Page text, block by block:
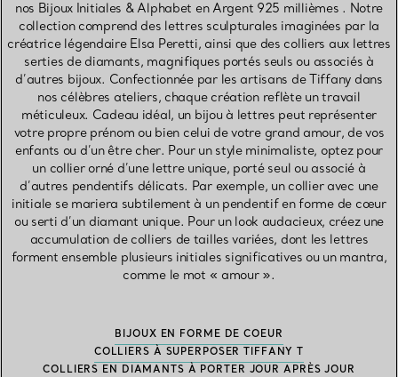
nos Bijoux Initiales & Alphabet en Argent 925 millièmes . Notre
collection comprend des lettres sculpturales imaginées par la
créatrice légendaire Elsa Peretti, ainsi que des colliers aux lettres
serties de diamants, magnifiques portés seuls ou associés à
d’autres bijoux. Confectionnée par les artisans de Tiffany dans
nos célèbres ateliers, chaque création reflète un travail
méticuleux. Cadeau idéal, un bijou à lettres peut représenter
votre propre prénom ou bien celui de votre grand amour, de vos
enfants ou d’un être cher. Pour un style minimaliste, optez pour
un collier orné d’une lettre unique, porté seul ou associé à
d’autres pendentifs délicats. Par exemple, un collier avec une
initiale se mariera subtilement à un pendentif en forme de cœur
ou serti d’un diamant unique. Pour un look audacieux, créez une
accumulation de colliers de tailles variées, dont les lettres
forment ensemble plusieurs initiales significatives ou un mantra,
comme le mot « amour ».
BIJOUX EN FORME DE COEUR
COLLIERS À SUPERPOSER TIFFANY T
COLLIERS EN DIAMANTS À PORTER JOUR APRÈS JOUR